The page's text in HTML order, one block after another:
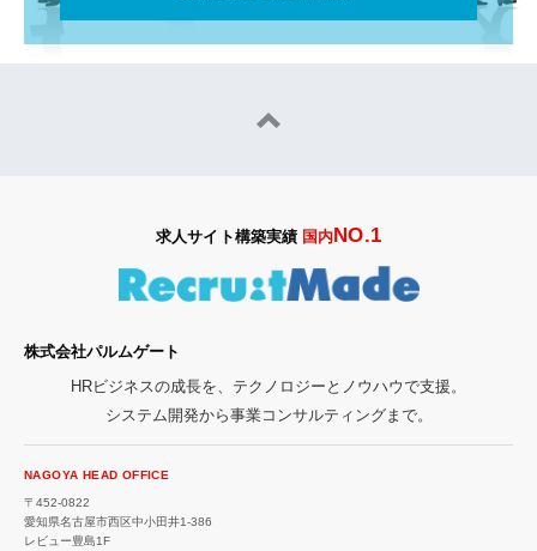
求人サイト構築実績 国内NO.1
株式会社パルムゲート
HRビジネスの成長を、テクノロジーとノウハウで支援。
システム開発から事業コンサルティングまで。
NAGOYA HEAD OFFICE
〒452-0822
愛知県名古屋市西区中小田井1-386
レビュー豊島1F